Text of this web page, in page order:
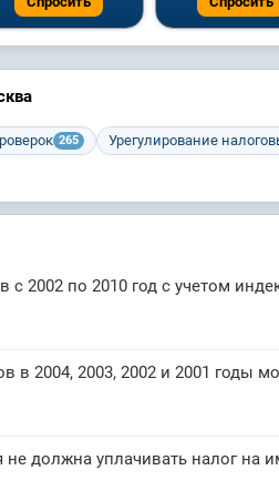
265 Урегулирование
2002 по 2010 год с учетом
в 2004, 2003, 2002 и 2001 годы
не должна уплачивать налог на